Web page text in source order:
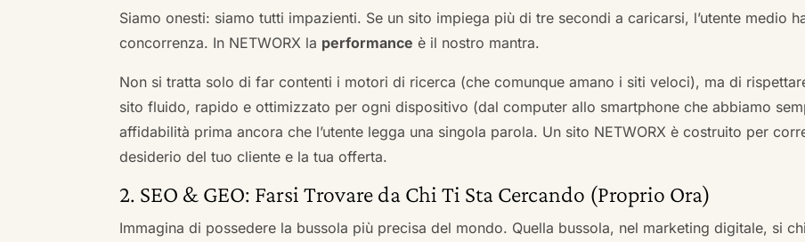
Siamo onesti: siamo tutti impazienti. Se un sito impiega più di tre secondi a caricarsi, l’utente medio
concorrenza. In NETWORX la performance è il nostro mantra.
Non si tratta solo di far contenti i motori di ricerca (che comunque amano i siti veloci), ma di
sito fluido, rapido e ottimizzato per ogni dispositivo (dal computer allo smartphone che abbiamo
affidabilità prima ancora che l’utente legga una singola parola. Un sito NETWORX è costruito per
desiderio del tuo cliente e la tua offerta.
2. SEO & GEO: Farsi Trovare da Chi Ti Sta Cercando (Proprio Ora)
Immagina di possedere la bussola più precisa del mondo. Quella bussola, nel marketing digitale, si